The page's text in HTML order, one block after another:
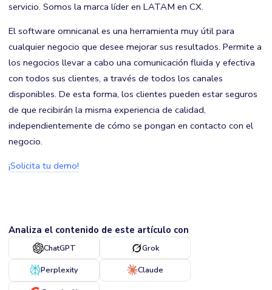
servicio. Somos la marca líder en LATAM en CX.
El software omnicanal es una herramienta muy útil para
cualquier negocio que desee mejorar sus resultados. Permite a
los negocios llevar a cabo una comunicación fluida y efectiva
con todos sus clientes, a través de todos los canales
disponibles. De esta forma, los clientes pueden estar seguros
de que recibirán la misma experiencia de calidad,
independientemente de cómo se pongan en contacto con el
negocio.
¡Solicita tu demo!
Analiza el contenido de este artículo con
ChatGPT Grok
Perplexity Claude